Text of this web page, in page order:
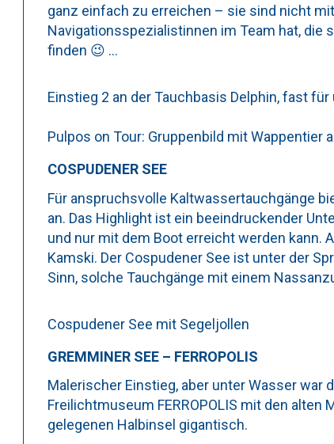
ganz einfach zu erreichen – sie sind nicht
Navigationsspezialistinnen im Team hat, die
finden 😉 …
Einstieg 2 an der Tauchbasis Delphin, fast
Pulpos on Tour: Gruppenbild mit Wappentier
COSPUDENER SEE
Für anspruchsvolle Kaltwassertauchgänge
an. Das Highlight ist ein beeindruckender
und nur mit dem Boot erreicht werden kann.
Kamski. Der Cospudener See ist unter der
Sinn, solche Tauchgänge mit einem
Cospudener See mit Segeljollen
GREMMINER SEE – FERROPOLIS
Malerischer Einstieg, aber unter Wasser war
Freilichtmuseum FERROPOLIS mit den
gelegenen Halbinsel gigantisch.